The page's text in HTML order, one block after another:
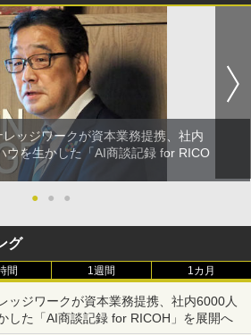
レッジワークが資本業務提携、社内
ウを生かした「AI商談記録 for RICO
●
● ●
グ
間 1週間 1カ月
ッジワークが資本業務提携、社内6000人
した「AI商談記録 for RICOH」を展開へ